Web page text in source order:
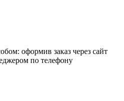
оформив заказ через сайт
по телефону